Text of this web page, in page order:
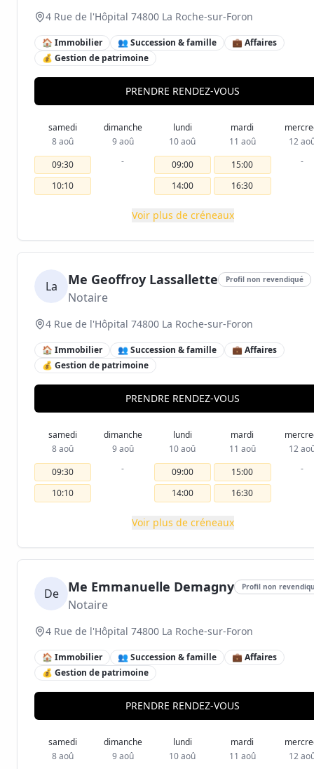
4 Rue de l'Hôpital 74800 La Roche-sur-Foron
🏠 Immobilier 👥 Succession & famille
💼 Affaires
💰 Gestion de patrimoine
PRENDRE RENDEZ-VOUS
samedi
8 aoû
09:30
10:10
dimanche
9 aoû
-
lundi
10 aoû
09:00
14:00
mardi
11 aoû
15:00
16:30
12
-
Voir plus de créneaux
La Me Geoffroy Lassallette Profil non revendiqué
Notaire
4 Rue de l'Hôpital 74800 La Roche-sur-Foron
🏠 Immobilier 👥 Succession & famille
💼 Affaires
💰 Gestion de patrimoine
PRENDRE RENDEZ-VOUS
samedi
8 aoû
09:30
10:10
dimanche
9 aoû
-
lundi
10 aoû
09:00
14:00
mardi
11 aoû
15:00
16:30
12
-
Voir plus de créneaux
De Me Emmanuelle Demagny Profil non
Notaire
4 Rue de l'Hôpital 74800 La Roche-sur-Foron
🏠 Immobilier 👥 Succession & famille
💼 Affaires
💰 Gestion de patrimoine
PRENDRE RENDEZ-VOUS
samedi
8 aoû
dimanche
9 aoû
lundi
10 aoû
mardi
11 aoû
12